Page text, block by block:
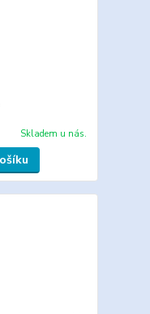
Skladem u nás.